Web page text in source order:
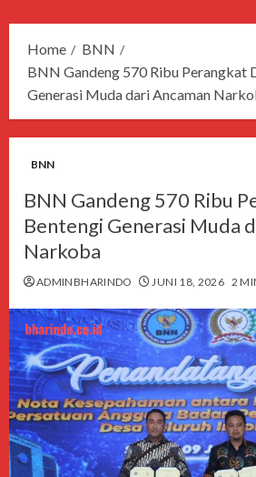
Home
BNN
BNN Gandeng 570 Ribu Perangkat
Generasi Muda dari Ancaman
BNN
BNN Gandeng 570 Ribu
Bentengi Generasi Muda
Narkoba
ADMINBHARINDO JUNI 18, 2026 2